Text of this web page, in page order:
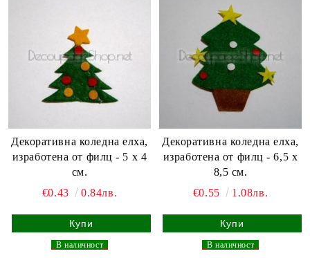
Декоративна коледна елха,
изработена от филц - 5 х 4
см.
€0.43
0.84лв.
В наличност
Декоративна коледна елха,
изработена от филц - 6,5 х
8,5 см.
€0.55
1.08лв.
В наличност